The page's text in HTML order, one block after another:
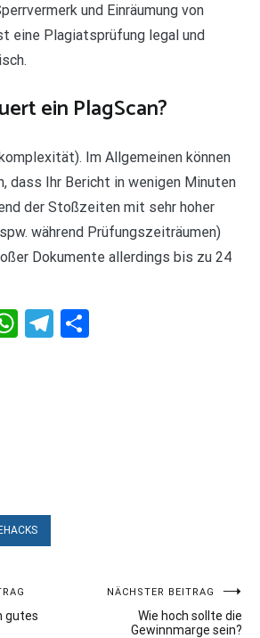
und Einräumung von
eine Plagiatsprüfung legal und
ein PlagScan?
Im Allgemeinen können
dass Ihr Bericht in wenigen Minuten
der Stoßzeiten mit sehr hoher
während Prüfungszeiträumen)
Dokumente allerdings bis zu 24
WhatsApp
Telegram
gutes
NÄCHSTER BEITRAG
Wie hoch sollte die
Gewinnmarge sein?